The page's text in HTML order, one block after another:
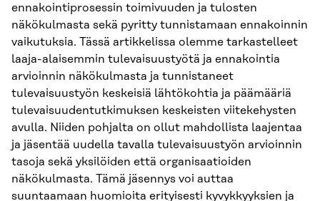
ennakointiprosessin toimivuuden ja tulosten
näkökulmasta sekä pyritty tunnistamaan ennakoinnin
vaikutuksia. Tässä artikkelissa olemme tarkastelleet
laaja-alaisemmin tulevaisuustyötä ja ennakointia
arvioinnin näkökulmasta ja tunnistaneet
tulevaisuustyön keskeisiä lähtökohtia ja päämääriä
tulevaisuudentutkimuksen keskeisten viitekehysten
avulla. Niiden pohjalta on ollut mahdollista laajentaa
ja jäsentää uudella tavalla tulevaisuustyön arvioinnin
tasoja sekä yksilöiden että organisaatioiden
näkökulmasta. Tämä jäsennys voi auttaa
suuntaamaan huomioita erityisesti kyvykkyyksien ja